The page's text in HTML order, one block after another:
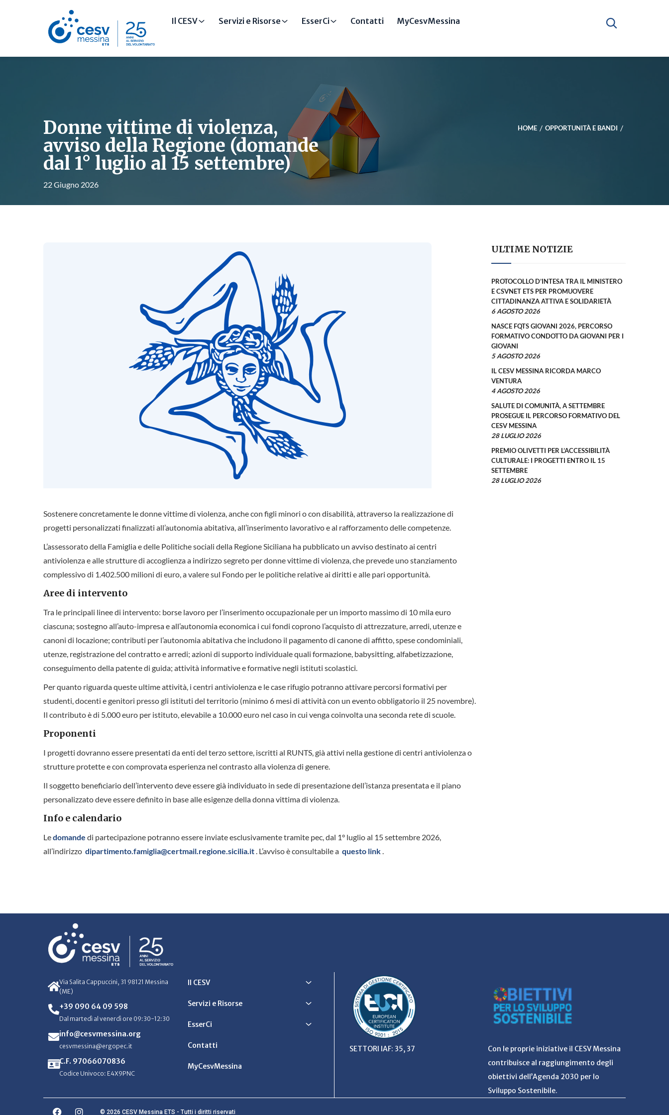
Il CESV Servizi e Risorse EsserCi Contatti MyCesvMessina
Donne vittime di violenza,
avviso della Regione (domande
dal 1° luglio al 15 settembre)
22 Giugno 2026
HOME OPPORTUNITÀ E BANDI
Sostenere concretamente le donne vittime di violenza, anche con figli minori o con disabilità, attraverso la realizzazione di
progetti personalizzati finalizzati all’autonomia abitativa, all’inserimento lavorativo e al rafforzamento delle competenze.
L’assessorato della Famiglia e delle Politiche sociali della Regione Siciliana ha pubblicato un avviso destinato ai centri
antiviolenza e alle strutture di accoglienza a indirizzo segreto per donne vittime di violenza, che prevede uno stanziamento
complessivo di 1.402.500 milioni di euro, a valere sul Fondo per le politiche relative ai diritti e alle pari opportunità.
Aree di intervento
Tra le principali linee di intervento: borse lavoro per l’inserimento occupazionale per un importo massimo di 10 mila euro
ciascuna; sostegno all’auto-impresa e all’autonomia economica i cui fondi coprono l’acquisto di attrezzature, arredi, utenze e
canoni di locazione; contributi per l’autonomia abitativa che includono il pagamento di canone di affitto, spese condominiali,
utenze, registrazione del contratto e arredi; azioni di supporto individuale quali formazione, babysitting, alfabetizzazione,
conseguimento della patente di guida; attività informative e formative negli istituti scolastici.
Per quanto riguarda queste ultime attività, i centri antiviolenza e le case rifugio potranno attivare percorsi formativi per
studenti, docenti e genitori presso gli istituti del territorio (minimo 6 mesi di attività con un evento obbligatorio il 25 novembre).
Il contributo è di 5.000 euro per istituto, elevabile a 10.000 euro nel caso in cui venga coinvolta una seconda rete di scuole.
Proponenti
I progetti dovranno essere presentati da enti del terzo settore, iscritti al RUNTS, già attivi nella gestione di centri antiviolenza o
strutture protette e con comprovata esperienza nel contrasto alla violenza di genere.
Il soggetto beneficiario dell’intervento deve essere già individuato in sede di presentazione dell’istanza presentata e il piano
personalizzato deve essere definito in base alle esigenze della donna vittima di violenza.
Info e calendario
Ledomande di partecipazione potranno essere inviate esclusivamente tramite pec, dal 1° luglio al 15 settembre 2026,
all’indirizzo dipartimento.famiglia@certmail.regione.sicilia.it. L’avviso è consultabile a questo link.
ULTIME NOTIZIE
PROTOCOLLO D’INTESA TRA IL MINISTERO
E CSVNET ETS PER PROMUOVERE
CITTADINANZA ATTIVA E SOLIDARIETÀ
6 AGOSTO 2026
NASCE FQTS GIOVANI 2026, PERCORSO
FORMATIVO CONDOTTO DA GIOVANI PER I
GIOVANI
5 AGOSTO 2026
IL CESV MESSINA RICORDA MARCO
VENTURA
4 AGOSTO 2026
SALUTE DI COMUNITÀ, A SETTEMBRE
PROSEGUE IL PERCORSO FORMATIVO DEL
CESV MESSINA
28 LUGLIO 2026
PREMIO OLIVETTI PER L’ACCESSIBILITÀ
CULTURALE: I PROGETTI ENTRO IL 15
SETTEMBRE
28 LUGLIO 2026
Via Salita Cappuccini, 31 98121 Messina
(ME)
+39 090 64 09 598
Dal martedì al venerdì ore 09:30-12:30
info@cesvmessina.org
cesvmessina@ergopec.it
C.F. 97066070836
Codice Univoco: E4X9PNC
Il CESV
Servizi e Risorse
EsserCi
Contatti
MyCesvMessina
SETTORI IAF: 35, 37
Con le proprie iniziative il CESV Messina
contribuisce al raggiungimento degli
obiettivi dell’Agenda 2030 per lo
Sviluppo Sostenibile.
© 2026 CESV Messina ETS - Tutti i diritti riservati